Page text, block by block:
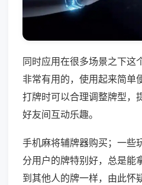
同时应用在很多场景之下这
非常有用的，使用起来简单
打牌时可以合理调整牌型，
好友间互动乐趣。
手机麻将辅牌器购买；一些
分用户的牌特别好，总是能
到其他人的牌一样，由此怀